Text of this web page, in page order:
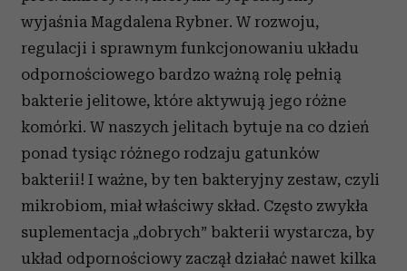
wyjaśnia Magdalena Rybner. W rozwoju,
regulacji i sprawnym funkcjonowaniu układu
odpornościowego bardzo ważną rolę pełnią
bakterie jelitowe, które aktywują jego różne
komórki. W naszych jelitach bytuje na co dzień
ponad tysiąc różnego rodzaju gatunków
bakterii! I ważne, by ten bakteryjny zestaw, czyli
mikrobiom, miał właściwy skład. Często zwykła
suplementacja „dobrych” bakterii wystarcza, by
układ odpornościowy zaczął działać nawet kilka